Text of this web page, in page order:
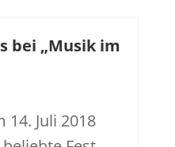
bei „Musik im
14. Juli 2018